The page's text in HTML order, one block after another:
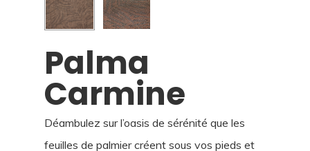
Palma
Carmine
Déambulez sur l’oasis de sérénité que les
feuilles de palmier créent sous vos pieds et